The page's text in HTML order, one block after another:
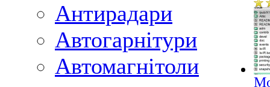
Антирадари
Автогарнітури
Автомагнітоли